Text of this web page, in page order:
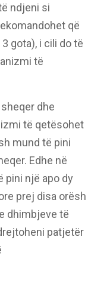
ndjeni si
që
gota), i cili do të
të
dhe
të qetësohet
mund të pini
Edhe në
pini një apo dy
prej disa orësh
dhimbjeve të
patjetër